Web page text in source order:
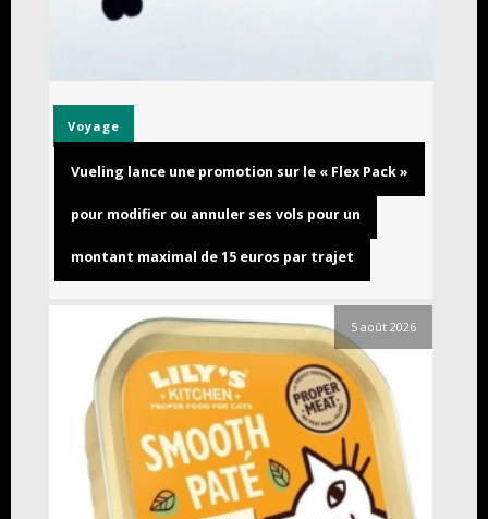
Voyage
Vueling lance une promotion sur le « Flex Pack »
pour modifier ou annuler ses vols pour un
montant maximal de 15 euros par trajet
5 août 2026